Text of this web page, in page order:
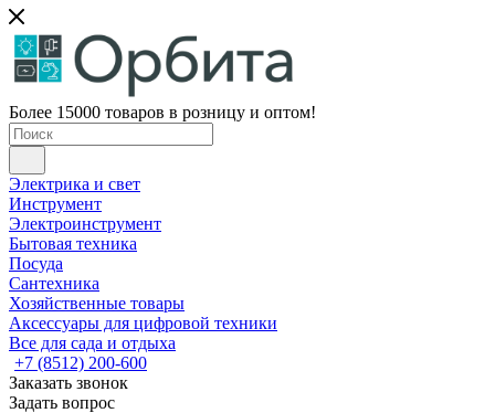
Более 15000 товаров в розницу и оптом!
Электрика и свет
Инструмент
Электроинструмент
Бытовая техника
Посуда
Сантехника
Хозяйственные товары
Аксессуары для цифровой техники
Все для сада и отдыха
+7 (8512) 200-600
Заказать звонок
Задать вопрос